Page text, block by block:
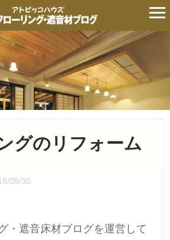
グのリフォーム
05/30
・遮音床材ブログを運営して